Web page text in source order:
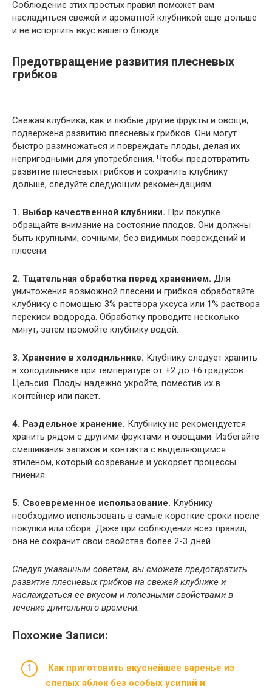
Соблюдение этих простых правил поможет вам
насладиться свежей и ароматной клубникой еще дольше
и не испортить вкус вашего блюда.
Предотвращение развития плесневых
грибков
Свежая клубника, как и любые другие фрукты и овощи,
подвержена развитию плесневых грибков. Они могут
быстро размножаться и повреждать плоды, делая их
непригодными для употребления. Чтобы предотвратить
развитие плесневых грибков и сохранить клубнику
дольше, следуйте следующим рекомендациям:
1. Выбор качественной клубники. При покупке
обращайте внимание на состояние плодов. Они должны
быть крупными, сочными, без видимых повреждений и
плесени.
2. Тщательная обработка перед хранением. Для
уничтожения возможной плесени и грибков обработайте
клубнику с помощью 3% раствора уксуса или 1% раствора
перекиси водорода. Обработку проводите несколько
минут, затем промойте клубнику водой.
3. Хранение в холодильнике. Клубнику следует хранить
в холодильнике при температуре от +2 до +6 градусов
Цельсия. Плоды надежно укройте, поместив их в
контейнер или пакет.
4. Раздельное хранение. Клубнику не рекомендуется
хранить рядом с другими фруктами и овощами. Избегайте
смешивания запахов и контакта с выделяющимся
этиленом, который созревание и ускоряет процессы
гниения.
5. Своевременное использование. Клубнику
необходимо использовать в самые короткие сроки после
покупки или сбора. Даже при соблюдении всех правил,
она не сохранит свои свойства более 2-3 дней.
Следуя указанным советам, вы сможете предотвратить
развитие плесневых грибков на свежей клубнике и
наслаждаться ее вкусом и полезными свойствами в
течение длительного времени.
Похожие Записи:
Как приготовить вкуснейшее варенье из
спелых яблок без особых усилий и